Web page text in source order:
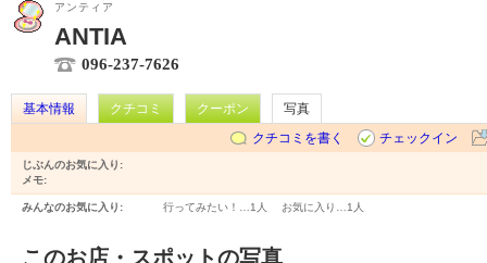
アンティア
ANTIA
096-237-7626
基本情報 クチコミ クーポン
写真
クチコミを書く
チェックイン
じぶんのお気に入り:
メモ:
みんなのお気に入り: 行ってみたい！… 1人 お気に入り… 1人
このお店・スポットの写真